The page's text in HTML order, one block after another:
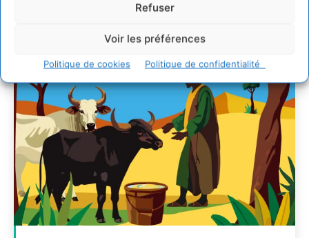
Refuser
Voir les préférences
Politique de cookies Politique de confidentialité